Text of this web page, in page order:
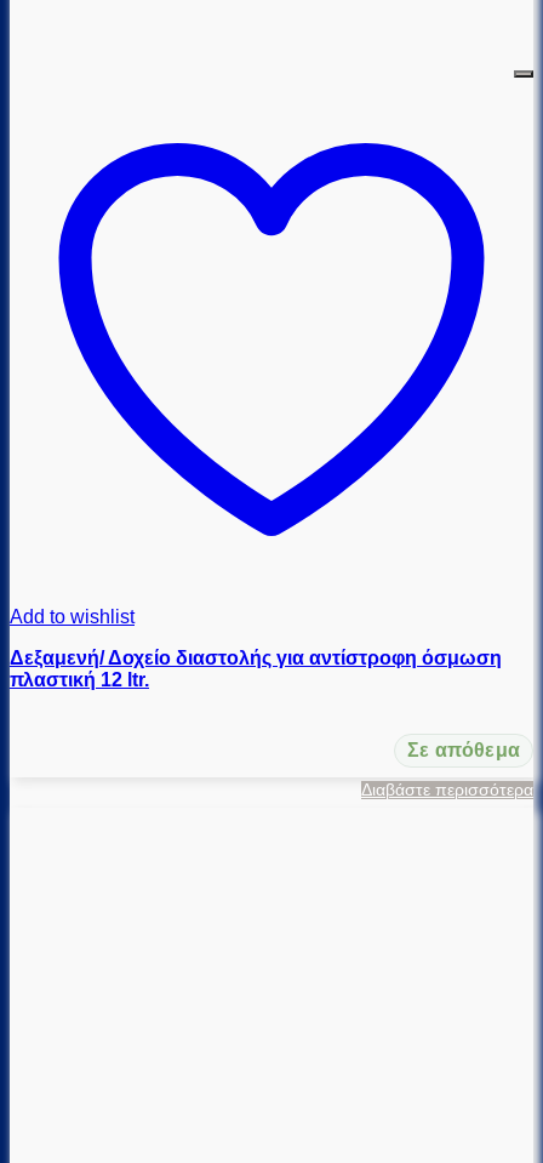
Add to wishlist
Δεξαμενή/ Δοχείο διαστολής για αντίστροφη όσμωση
πλαστική 12 ltr.
Σε απόθεμα
Διαβάστε περισσότερα